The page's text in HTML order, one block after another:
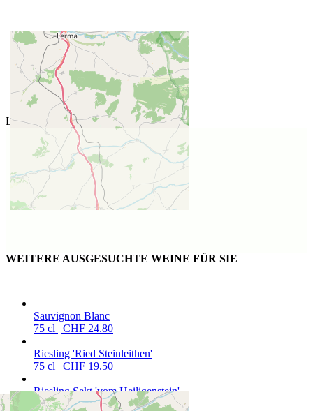
Lage des Weinguts
WEITERE AUSGESUCHTE WEINE FÜR SIE
Sauvignon Blanc
75 cl | CHF 24.80
Riesling 'Ried Steinleithen'
75 cl | CHF 19.50
Riesling Sekt 'vom Heiligenstein'
75 cl | CHF 47.00